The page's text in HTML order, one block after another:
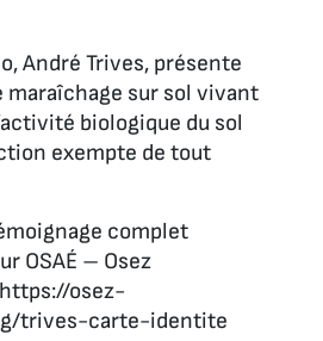
André Trives, présente
maraîchage sur sol vivant
biologique du sol
exempte de tout
complet
OSAÉ – Osez
osez-
trives-carte-identite